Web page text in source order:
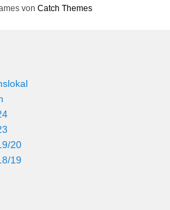
von Catch Themes
20
19